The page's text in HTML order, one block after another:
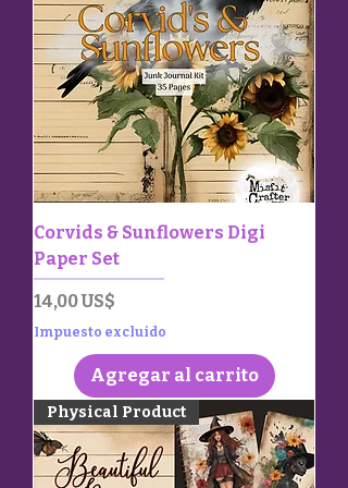
Corvids & Sunflowers Digi
Paper Set
Precio
14,00 US$
Impuesto excluido
Agregar al carrito
Physical Product